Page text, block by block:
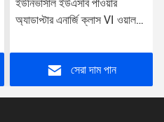
ইউনিভার্সাল ইউএসবি পাওয়ার
অ্যাডাপ্টার এনার্জি ক্লাস VI ওয়াল
সেরা দাম পান